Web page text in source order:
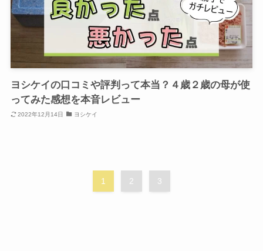
ヨシケイの口コミや評判って本当？４歳２歳の母が使
ってみた感想を本音レビュー
2022年12月14日 ヨシケイ
1 2 3